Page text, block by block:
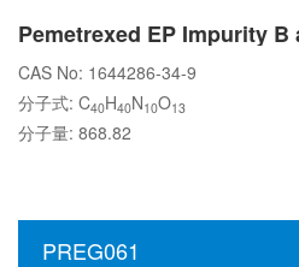
CAS No: 1644286-34-9
分子式: C40H40N10O13
分子量: 868.82
PREG061